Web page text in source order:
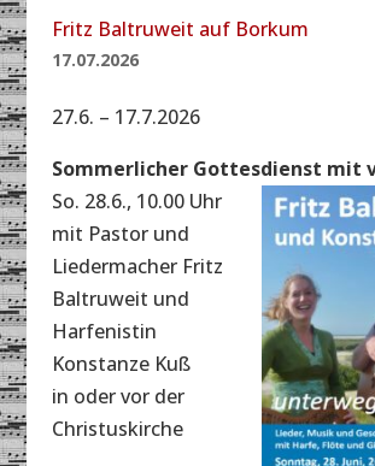
Fritz Baltruweit auf Borkum
17.07.2026
27.6. – 17.7.2026
Sommerlicher Gottesdienst mit
So. 28.6., 10.00 Uhr
mit Pastor und
Liedermacher Fritz
Baltruweit und
Harfenistin
Konstanze Kuß
in oder vor der
Christuskirche